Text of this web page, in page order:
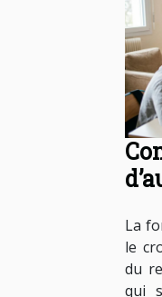
La
le
du
qui